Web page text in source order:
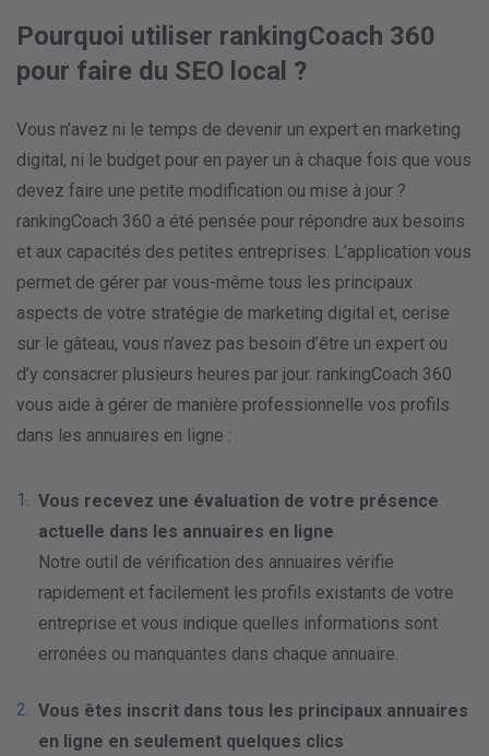
Pourquoi utiliser rankingCoach 360
pour faire du SEO local ?
Vous n’avez ni le temps de devenir un expert en marketing
digital, ni le budget pour en payer un à chaque fois que vous
devez faire une petite modification ou mise à jour ?
rankingCoach 360 a été pensée pour répondre aux besoins
et aux capacités des petites entreprises. L’application vous
permet de gérer par vous-même tous les principaux
aspects de votre stratégie de marketing digital et, cerise
sur le gâteau, vous n’avez pas besoin d’être un expert ou
d’y consacrer plusieurs heures par jour. rankingCoach 360
vous aide à gérer de manière professionnelle vos profils
dans les annuaires en ligne :
Vous recevez une évaluation de votre présence
actuelle dans les annuaires en ligne
Notre outil de vérification des annuaires vérifie
rapidement et facilement les profils existants de votre
entreprise et vous indique quelles informations sont
erronées ou manquantes dans chaque annuaire.
Vous êtes inscrit dans tous les principaux annuaires
en ligne en seulement quelques clics